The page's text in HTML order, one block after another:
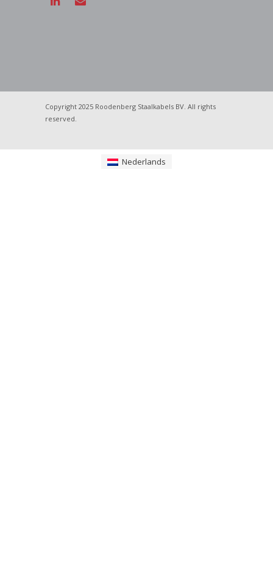
Copyright 2025 Roodenberg Staalkabels BV. All rights
reserved.
Nederlands